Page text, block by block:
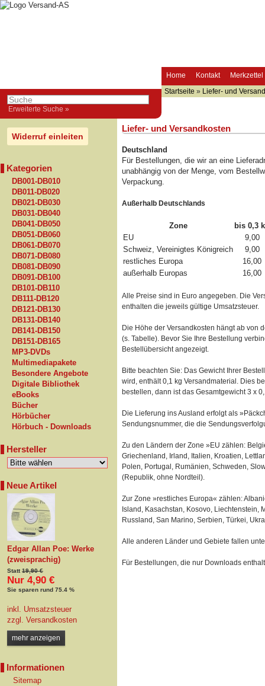
Home Kontakt Merkzettel
Erweiterte Suche »
Startseite » Liefer- und
Widerruf einleiten
Kategorien
DB001-DB010
DB011-DB020
DB021-DB030
DB031-DB040
DB041-DB050
DB051-DB060
DB061-DB070
DB071-DB080
DB081-DB090
DB091-DB100
DB101-DB110
DB111-DB120
DB121-DB130
DB131-DB140
DB141-DB150
DB151-DB165
MP3-DVDs
Multimediapakete
Besondere Angebote
Digitale Bibliothek
eBooks
Bücher
Hörbücher
Hörbuch - Downloads
Hersteller
Neue Artikel
Edgar Allan Poe: Werke
(zweisprachig)
Statt19,90 €
Nur 4,90 €
Sie sparen rund 75.4 %
inkl. Umsatzsteuer
zzgl. Versandkosten
mehr anzeigen
Informationen
Sitemap
Liefer- und Versandkosten
Deutschland
Für Bestellungen, die wir an eine
unabhängig von der Menge, vom
Verpackung.
Außerhalb Deutschlands
Zone
bis 0,3
EU
9,00
Schweiz, Vereinigtes Königreich
9,00
restliches Europa
16,00
außerhalb Europas
16,00
Alle Preise sind in Euro angegeben. Die
enthalten die jeweils gültige Umsatzsteuer.
Die Höhe der Versandkosten hängt ab von
(s. Tabelle). Bevor Sie Ihre Bestellung
Bestellübersicht angezeigt.
Bitte beachten Sie: Das Gewicht Ihrer
wird, enthält 0,1 kg Versandmaterial. Dies
bestellen, dann ist das Gesamtgewicht 3 x
Die Lieferung ins Ausland erfolgt als
Sendungsnummer, die die
Zu den Ländern der Zone »EU zählen:
Griechenland, Irland, Italien, Kroatien,
Polen, Portugal, Rumänien, Schweden,
(Republik, ohne Nordteil).
Zur Zone »restliches Europa« zählen:
Island, Kasachstan, Kosovo,
Russland, San Marino, Serbien, Türkei,
Alle anderen Länder und Gebiete fallen
Für Bestellungen, die nur Downloads